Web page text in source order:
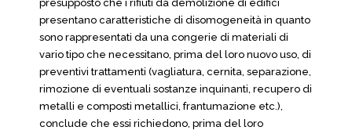
presupposto che i rifiuti da demolizione di edifici
presentano caratteristiche di disomogeneità in quanto
sono rappresentati da una congerie di materiali di
vario tipo che necessitano, prima del loro nuovo uso, di
preventivi trattamenti (vagliatura, cernita, separazione,
rimozione di eventuali sostanze inquinanti, recupero di
metalli e composti metallici, frantumazione etc.),
conclude che essi richiedono, prima del loro